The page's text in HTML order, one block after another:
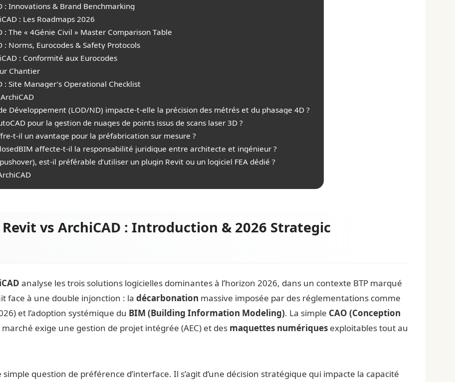
: Innovations & Brand Benchmarking
: Les Roadmaps 2026
The « 4Génie Civil » Master Comparison Table
Norms, Eurocodes & Safety Protocols
: Conformité aux Eurocodes
Chantier
: Site Manager’s Operational Checklist
Développement (LOD/ND) impacte-t-elle la précision des métrés et du phasage 4D ?
pour la gestion de nuages de points issus de scans laser 3D ?
t-il un avantage pour la préfabrication sur mesure ?
affecte-t-il la responsabilité juridique entre architecte et ingénieur ?
est-il préférable d’utiliser un plugin Revit ou un logiciel FEA dédié ?
vs ArchiCAD : Introduction & 2026 Strategic
analyse les trois solutions logicielles dominantes à l’horizon 2026, dans un contexte BTP marqué
face à une double injonction : la décarbonation massive imposée par des réglementations comme
et l’adoption systémique du BIM (Building Information Modeling). La simple CAO (Conception
exige une gestion de projet intégrée (AEC) et des maquettes numériques exploitables tout au
simple question de préférence d’interface. Il s’agit d’une décision stratégique qui impacte la capacité